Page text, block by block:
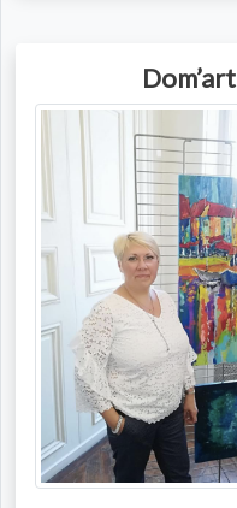
Dom’art
Photo de l'artiste